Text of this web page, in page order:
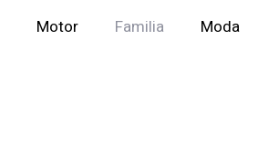
Motor Familia Moda